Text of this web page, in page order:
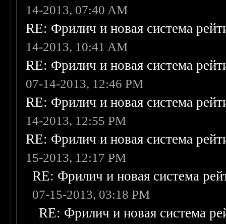
14-2013, 07:40 AM
RE: Фрилич и новая система
14-2013, 10:41 AM
RE: Фрилич и новая система
07-14-2013, 12:46 PM
RE: Фрилич и новая система
14-2013, 12:55 PM
RE: Фрилич и новая система
15-2013, 12:17 PM
RE: Фрилич и новая система
07-15-2013, 03:18 PM
RE: Фрилич и новая система